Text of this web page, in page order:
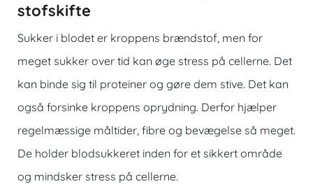
stofskifte
Sukker i blodet er kroppens brændstof, men for
meget sukker over tid kan øge stress på cellerne. Det
kan binde sig til proteiner og gøre dem stive. Det kan
også forsinke kroppens oprydning. Derfor hjælper
regelmæssige måltider, fibre og bevægelse så meget.
De holder blodsukkeret inden for et sikkert område
og mindsker stress på cellerne.